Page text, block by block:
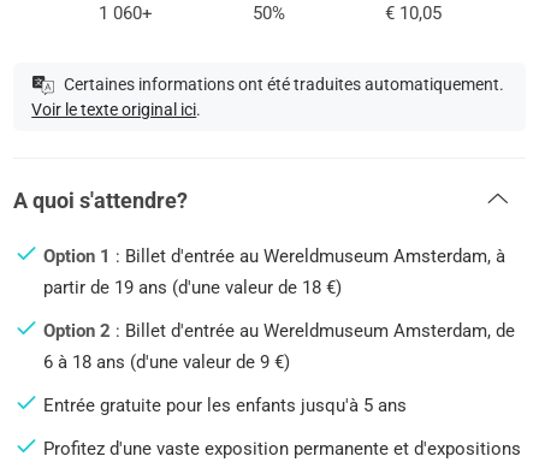
1 060+ 50% € 10,05
Certaines informations ont été traduites automatiquement.
Voir le texte original ici.
A quoi s'attendre?
Option 1 : Billet d'entrée au Wereldmuseum Amsterdam, à
partir de 19 ans (d'une valeur de 18 €)
Option 2 : Billet d'entrée au Wereldmuseum Amsterdam, de
6 à 18 ans (d'une valeur de 9 €)
Entrée gratuite pour les enfants jusqu'à 5 ans
Profitez d'une vaste exposition permanente et d'expositions